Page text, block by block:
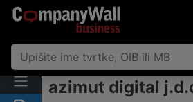
azimut digital